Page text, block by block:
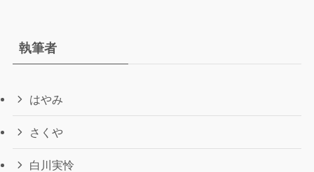
執筆者
はやみ
さくや
白川実怜